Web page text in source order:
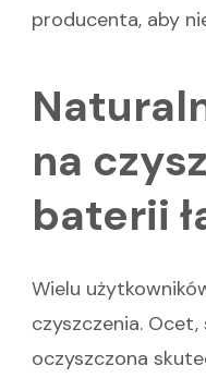
producenta, aby
na
baterii
Wielu
czyszczenia.
oczyszczona